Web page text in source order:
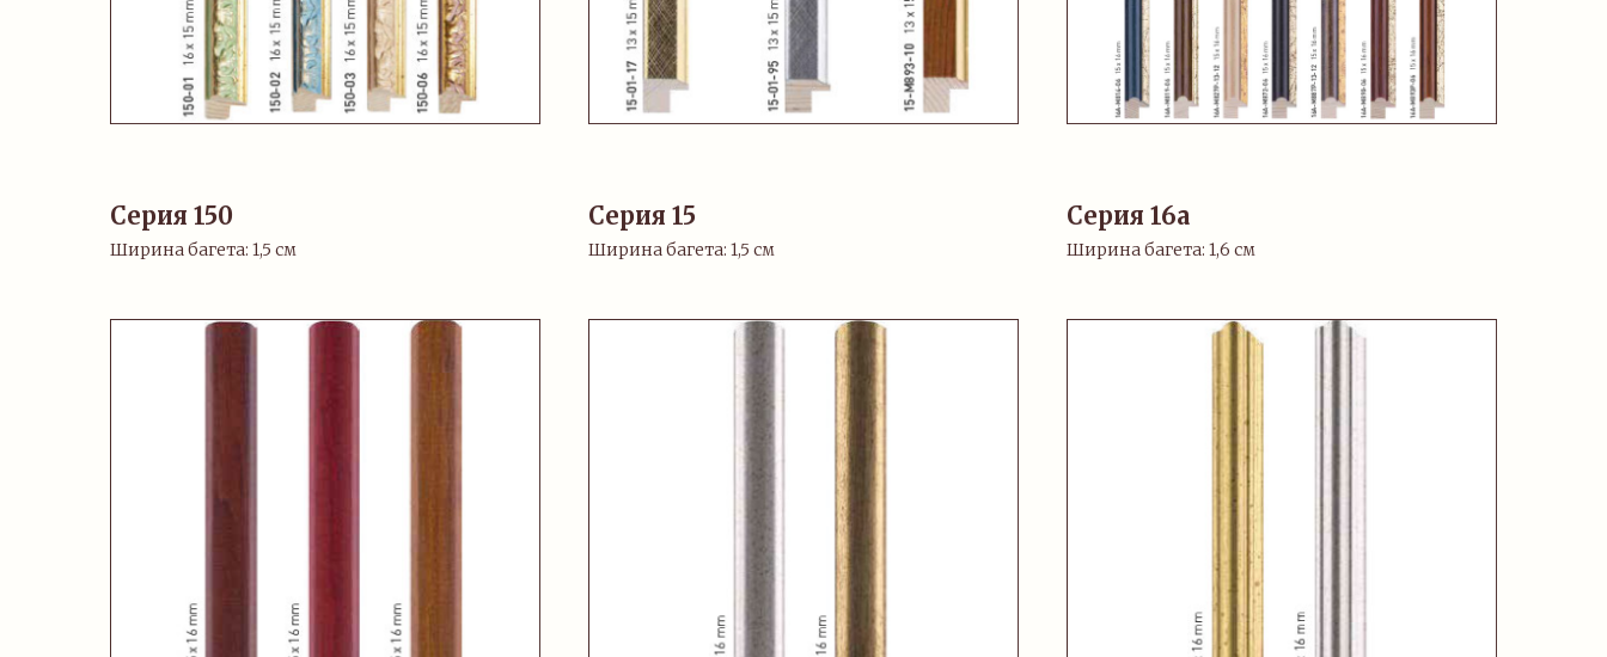
Серия 150
Ширина багета: 1,5 см
Серия 15
Ширина багета: 1,5 см
Серия 16а
Ширина багета: 1,6 см